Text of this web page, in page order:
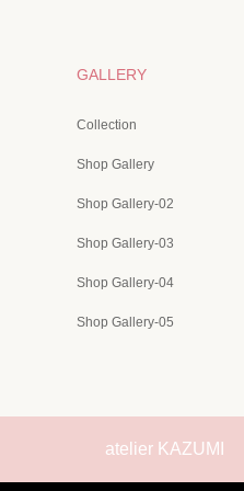
GALLERY
Collection
Shop Gallery
Shop Gallery-02
Shop Gallery-03
Shop Gallery-04
Shop Gallery-05
atelier KAZUMI